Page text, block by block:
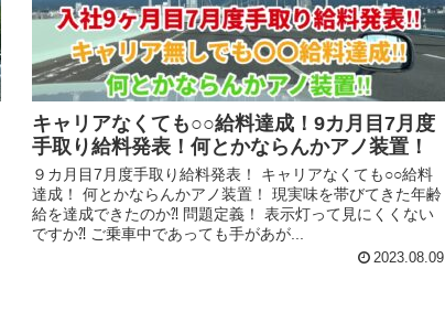
キャリアなくても○○給料達成！9カ月目7月度
手取り給料発表！何とかならんかアノ装置！
９カ月目7月度手取り給料発表！ キャリアなくても○○給料
達成！ 何とかならんかアノ装置！ 現実味を帯びてきた年齢
給を達成できたのか⁈ 問題定義！ 表示灯って見にくくない
ですか⁈ ご乗車中であっても手があが...
2023.08.09